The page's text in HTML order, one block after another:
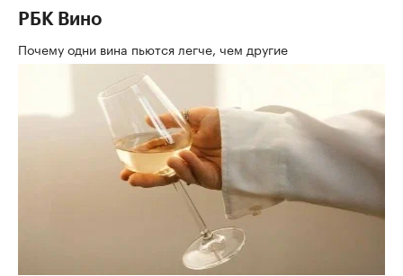
РБК Вино
Почему одни вина пьются легче, чем другие